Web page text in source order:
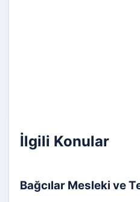
İlgili Konular
Bağcılar Mesleki ve